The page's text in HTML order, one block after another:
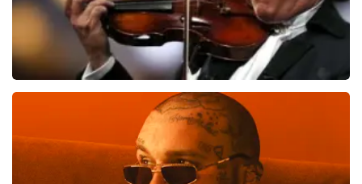
laatste 30 minuten
BESTEL NU